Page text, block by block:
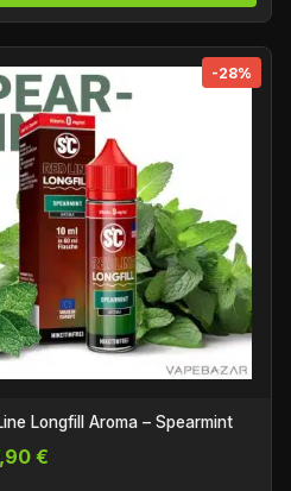
-28%
Longfill Aroma – Spearmint
€